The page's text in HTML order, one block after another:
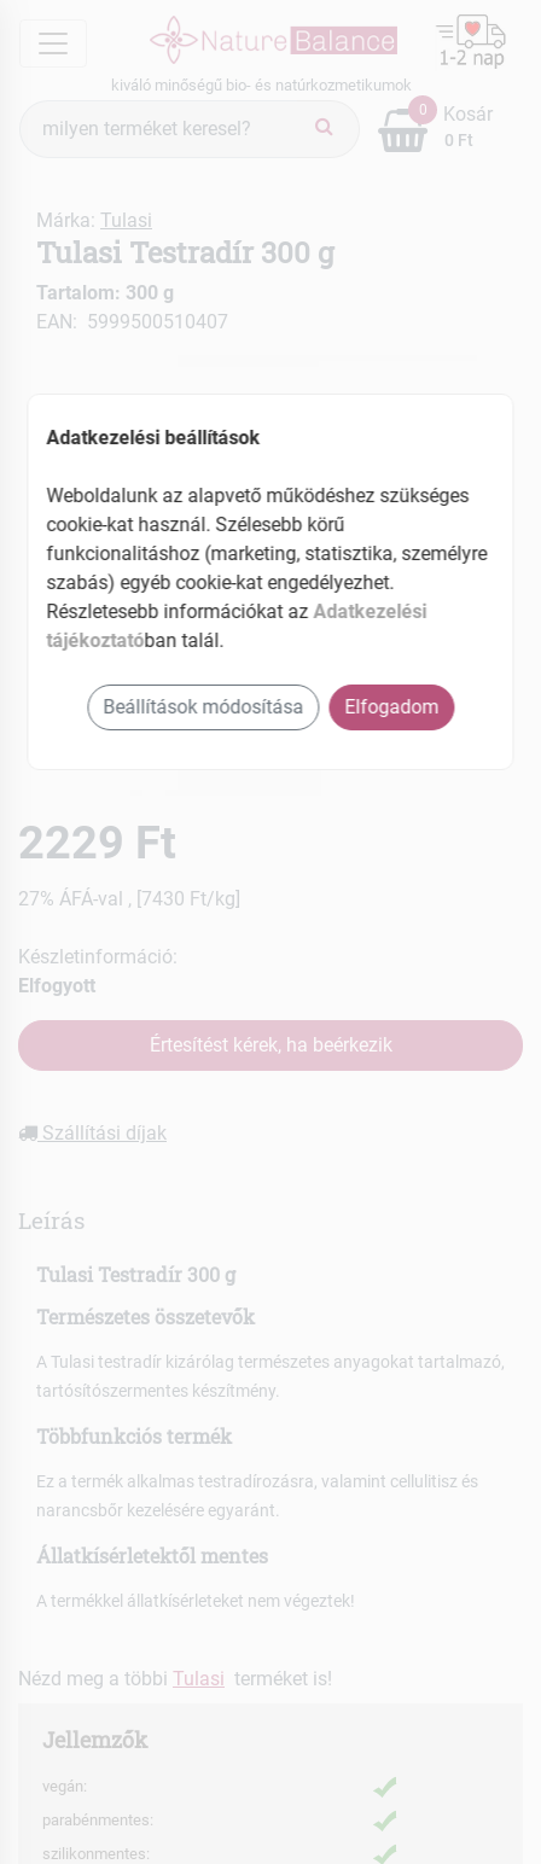
menu
kiváló minőségű bio- és natúrkozmetikumok
keresés
0
0 Ft
Kosár
Márka: Tulasi
Tulasi Testradír 300 g
Tartalom: 300 g
EAN: 5999500510407
2229 Ft
27% ÁFÁ-val , [7430 Ft/kg]
Készletinformáció:
Elfogyott
Értesítést kérek, ha beérkezik
Szállítási díjak
Leírás
Tulasi Testradír 300 g
Természetes összetevők
A Tulasi testradír kizárólag természetes anyagokat tartalmazó,
tartósítószermentes készítmény.
Többfunkciós termék
Ez a termék alkalmas testradírozásra, valamint cellulitisz és
narancsbőr kezelésére egyaránt.
Állatkísérletektől mentes
A termékkel állatkísérleteket nem végeztek!
Nézd meg a többi Tulasi terméket is!
Jellemzők
vegán:
parabénmentes:
szilikonmentes:
Adatkezelési beállítások
Weboldalunk az alapvető működéshez szükséges
cookie-kat használ. Szélesebb körű
funkcionalitáshoz (marketing, statisztika, személyre
szabás) egyéb cookie-kat engedélyezhet.
Részletesebb információkat azAdatkezelési
tájékoztatóban talál.
Beállítások módosítása Elfogadom